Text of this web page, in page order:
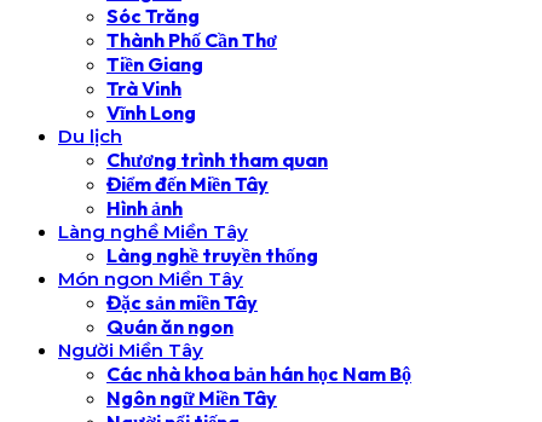
Sóc Trăng
Thành Phố Cần Thơ
Tiền Giang
Trà Vinh
Vĩnh Long
Du lịch
Chương trình tham quan
Điểm đến Miền Tây
Hình ảnh
Làng nghề Miền Tây
Làng nghề truyền thống
Món ngon Miền Tây
Đặc sản miền Tây
Quán ăn ngon
Người Miền Tây
Các nhà khoa bản hán học Nam Bộ
Ngôn ngữ Miền Tây